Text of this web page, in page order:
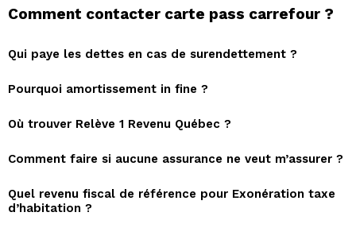
Comment contacter carte pass carrefour ?
Qui paye les dettes en cas de surendettement ?
Pourquoi amortissement in fine ?
Où trouver Relève 1 Revenu Québec ?
Comment faire si aucune assurance ne veut m’assurer ?
Quel revenu fiscal de référence pour Exonération taxe
d’habitation ?